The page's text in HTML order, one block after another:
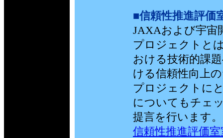
■信頼性推進評価
JAXAおよび宇宙
プロジェクトと
おける技術的課
ける信頼性向上
プロジェクトに
についてもチェ
提言を行います
信頼性推進評価